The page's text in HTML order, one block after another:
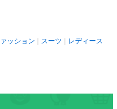
ッション スーツ レディース